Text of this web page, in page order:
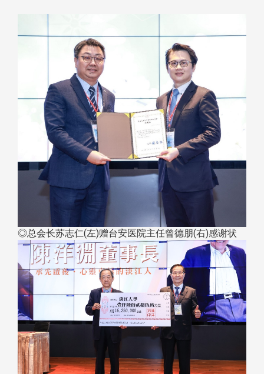
◎总会长苏志仁(左)赠台安医院主任曾德朋(右)感谢状